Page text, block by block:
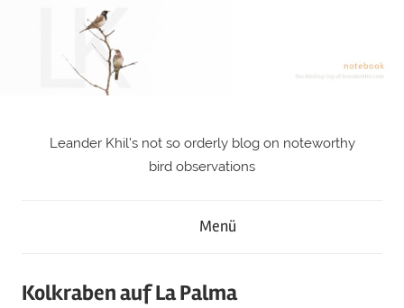
notebook
Leander Khil's not so orderly blog on noteworthy
bird observations
Menü
Kolkraben auf La Palma